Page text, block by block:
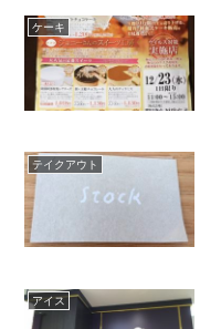
ケーキ
テイクアウト
アイス